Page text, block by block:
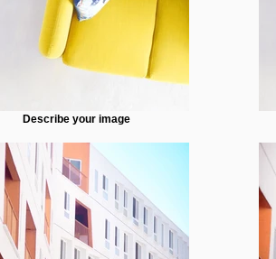
Describe your image